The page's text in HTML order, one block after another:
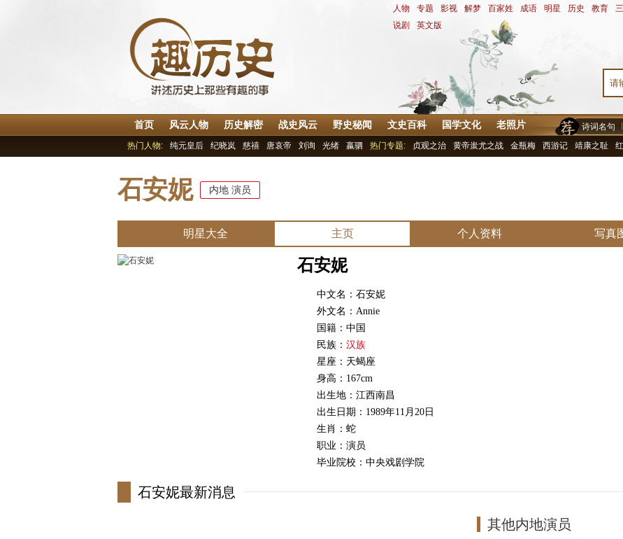
人物 专题 影视 解梦 百家姓 成语 明星 历史 教育
说剧
英文版
首页 风云人物 历史解密 战史风云 野史秘闻 文史百科 国学文化 老照片 诗词名句
热门人物:
纯元皇后 纪晓岚 慈禧 唐哀帝 刘询 光绪 嬴驷 热门专题: 贞观之治 黄帝蚩尤之战 金瓶梅 西游记 靖康之耻
石安妮 内地 演员
明星大全 主页 个人资料 写真
石安妮
中文名：石安妮
外文名：Annie
国籍：中国
民族： 汉族
星座：天蝎座
身高：167cm
出生地：江西南昌
出生日期：1989年11月20日
生肖：蛇
职业：演员
毕业院校：中央戏剧学院
更多资料
石安妮最新消息
其他内地演员